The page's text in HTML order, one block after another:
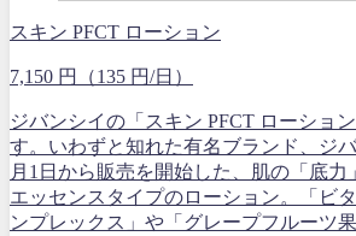
スキン PFCT ローション
7,150 円（135 円/日）
ジバンシイの「スキン PFCT ローショ
す。いわずと知れた有名ブランド、ジ
月1日から販売を開始した、肌の「底力
エッセンスタイプのローション。「ビ
ンプレックス」や「グレープフルーツ